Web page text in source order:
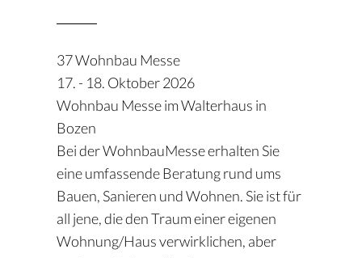
37 Wohnbau Messe
17. - 18. Oktober 2026
Wohnbau Messe im Walterhaus in
Bozen
Bei der WohnbauMesse erhalten Sie
eine umfassende Beratung rund ums
Bauen, Sanieren und Wohnen. Sie ist für
all jene, die den Traum einer eigenen
Wohnung/Haus verwirklichen, aber